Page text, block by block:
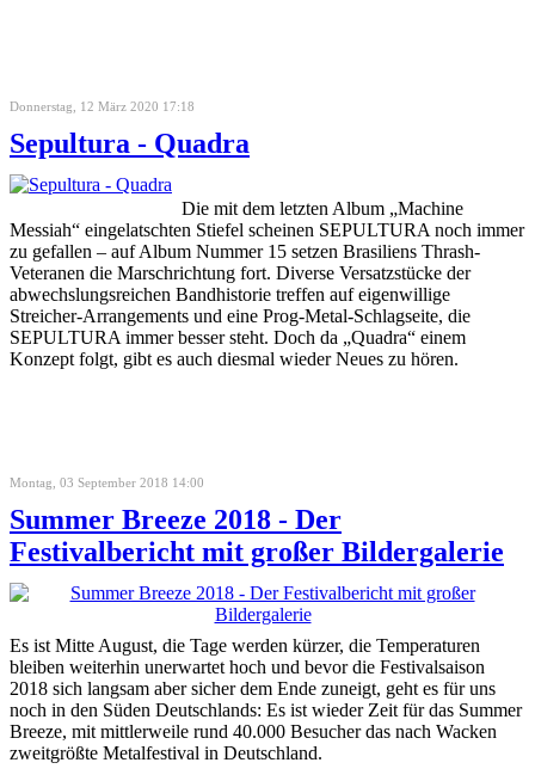
Donnerstag, 12 März 2020 17:18
Sepultura - Quadra
Die mit dem letzten Album „Machine
Messiah“ eingelatschten Stiefel scheinen SEPULTURA noch immer
zu gefallen – auf Album Nummer 15 setzen Brasiliens Thrash-
Veteranen die Marschrichtung fort. Diverse Versatzstücke der
abwechslungsreichen Bandhistorie treffen auf eigenwillige
Streicher-Arrangements und eine Prog-Metal-Schlagseite, die
SEPULTURA immer besser steht. Doch da „Quadra“ einem
Konzept folgt, gibt es auch diesmal wieder Neues zu hören.
Montag, 03 September 2018 14:00
Summer Breeze 2018 - Der
Festivalbericht mit großer Bildergalerie
Es ist Mitte August, die Tage werden kürzer, die Temperaturen
bleiben weiterhin unerwartet hoch und bevor die Festivalsaison
2018 sich langsam aber sicher dem Ende zuneigt, geht es für uns
noch in den Süden Deutschlands: Es ist wieder Zeit für das Summer
Breeze, mit mittlerweile rund 40.000 Besucher das nach Wacken
zweitgrößte Metalfestival in Deutschland.